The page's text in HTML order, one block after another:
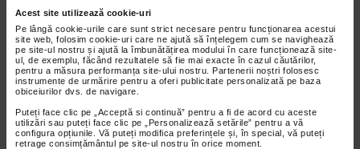
Acest site utilizează cookie-uri
Pe lângă cookie-urile care sunt strict necesare pentru funcționarea acestui
site web, folosim cookie-uri care ne ajută să înțelegem cum se navighează
pe site-ul nostru și ajută la îmbunătățirea modului în care funcționează site-
ul, de exemplu, făcând rezultatele să fie mai exacte în cazul căutărilor,
pentru a măsura performanța site-ului nostru. Partenerii noștri folosesc
instrumente de urmărire pentru a oferi publicitate personalizată pe baza
obiceiurilor dvs. de navigare.
Puteți face clic pe „Acceptă si continuă” pentru a fi de acord cu aceste
utilizări sau puteți face clic pe „Personalizează setările” pentru a vă
configura opțiunile. Vă puteți modifica preferințele și, în special, vă puteți
retrage consimțământul pe site-ul nostru în orice moment.
initiat la primele semne sau simptome de infectie (durere,
senzatie de furnicaturi sau intepaturi, eritem local).
Adulti
Tratamentul infectiilor cu VHS
Doza zilnica recomandata este de 5 capsule
mg(1 g aciclovir), fractionat in prize egale, la intervale de 4
ore (cu pauza in timpul noptii), timp de cel putin 5 zile. In
infectiile severe, durata tratamentului poate fi prelungita la 10